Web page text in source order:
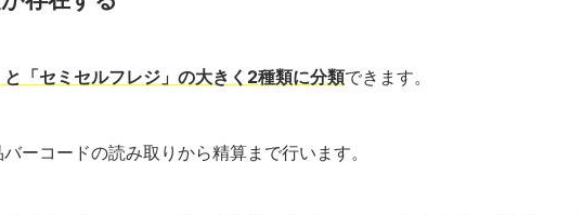
と「セミセルフレジ」の大きく2種類に分類できます。
ーコードの読み取りから精算まで行います。